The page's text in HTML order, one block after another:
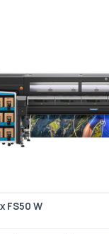
FS50 W